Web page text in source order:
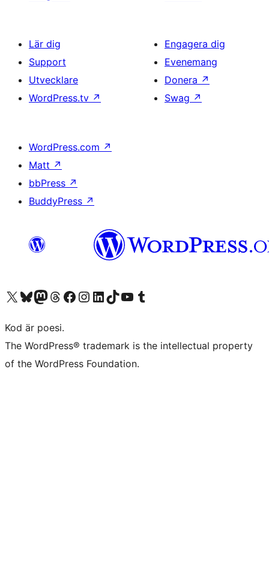
Lär dig
Support
Utvecklare
WordPress.tv ↗
Engagera dig
Evenemang
Donera ↗
Swag ↗
WordPress.com ↗
Matt ↗
bbPress ↗
BuddyPress ↗
Besök vår X-konto (f.d. Twitter)
Besök vårt Bluesky-konto
Besök vårt Mastodon-konto
Besök vårt Thread-konto
Besök vår Facebook-sidaBesök vårt Instagram-konto
Besök vårt LinkedIn-konto
Besök vårt TikTok-konto
Besök vår YouTube-kanalBesök vårt Tumblr-konto
Kod är poesi.
The WordPress® trademark is the intellectual property
of the WordPress Foundation.